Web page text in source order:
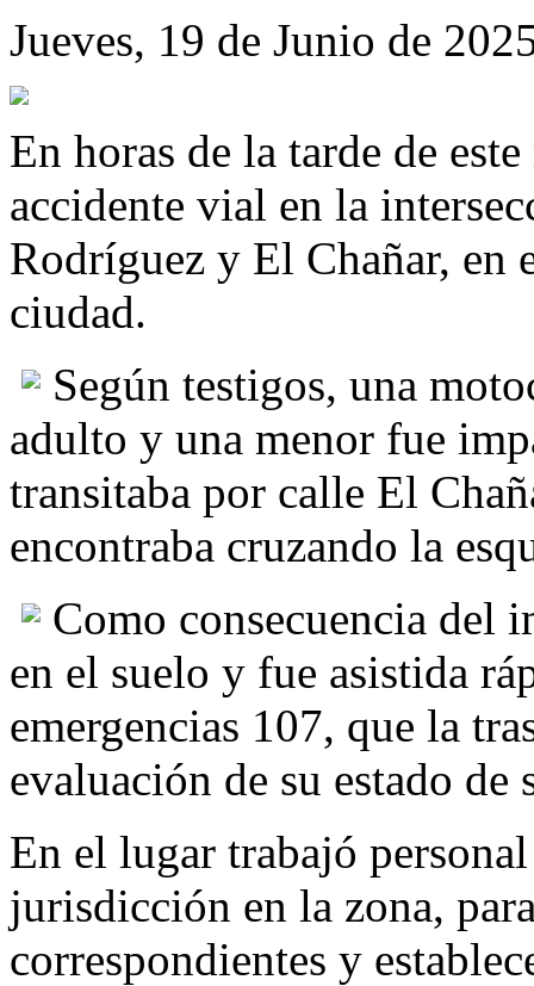
Jueves, 19 de Junio de
En horas de la tarde de
accidente vial en la
Rodríguez y El Chañar,
ciudad.
Según testigos, una
adulto y una menor fue
transitaba por calle El
encontraba cruzando la
Como consecuencia del
en el suelo y fue asistida
emergencias 107, que la
evaluación de su estado de
En el lugar trabajó
jurisdicción en la zona,
correspondientes y